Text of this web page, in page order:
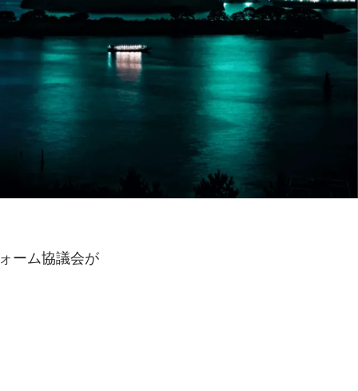
ーム協議会が